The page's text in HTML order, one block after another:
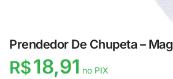
Prendedor De Chupeta –
R$18,91 no PIX